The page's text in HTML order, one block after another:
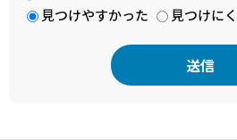
見つけやすかった
見つけに